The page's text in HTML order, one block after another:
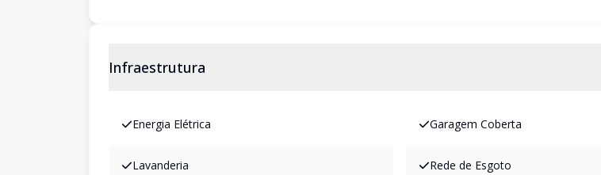
Infraestrutura
Energia Elétrica Garagem Coberta
Lavanderia Rede de Esgoto